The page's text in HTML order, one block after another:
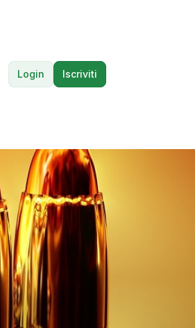
Login Iscriviti